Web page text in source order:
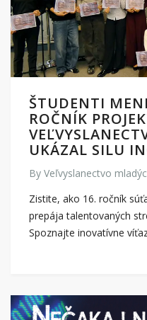
ŠTUDENTI
ROČNÍK
UKÁZAL SILU
By Veľvyslanectvo
Zistite, ako 16. ročník
prepája talentovaných
Spoznajte inovatívne